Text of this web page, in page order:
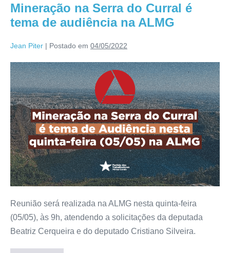
Mineração na Serra do Curral é
tema de audiência na ALMG
Jean Piter | Postado em 04/05/2022
Reunião será realizada na ALMG nesta quinta-feira
(05/05), às 9h, atendendo a solicitações da deputada
Beatriz Cerqueira e do deputado Cristiano Silveira.